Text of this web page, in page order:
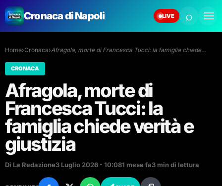
Cronaca di Napoli LIVE ⌕
Home›Cronaca›Afragola, morte di Francesca Tucci: la famiglia chiede…
CRONACA
Afragola, morte di
Francesca Tucci: la
famiglia chiede verità e
giustizia
Di La Redazione3 Luglio 2026 - 10:081 mese fa3 min di lettura